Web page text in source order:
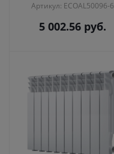
Артикул: ECOAL50096-6
5 002.56руб.